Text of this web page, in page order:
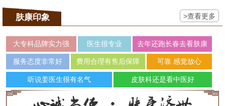
肤康印象 >查看更多
大专科品牌实力强 医生很专业 去年还跑长春去看肤康
服务态度非常好 费用合理有售后保障 可靠 感觉放心
听说姜医生很有名气 皮肤科还是看中医好